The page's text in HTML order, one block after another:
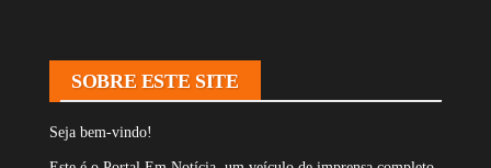
SOBRE ESTE SITE
Seja bem-vindo!